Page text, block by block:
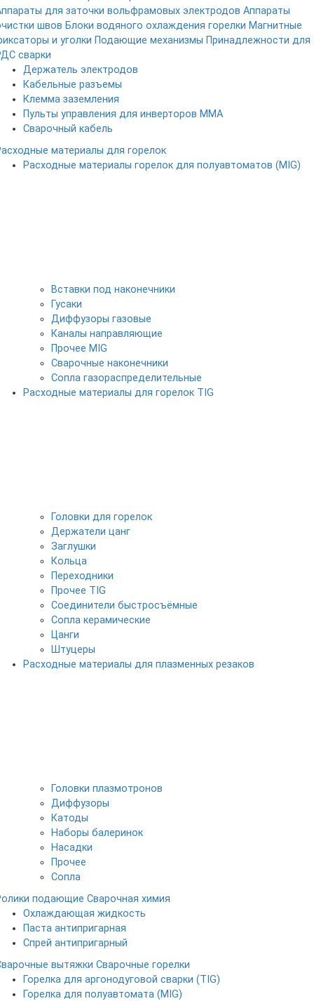
для заточки вольфрамовых электродов Аппараты
швов Блоки водяного охлаждения горелки Магнитные
и уголки Подающие механизмы Принадлежности для
сварки
Держатель электродов
Кабельные разъемы
Клемма заземления
Пульты управления для инверторов MMA
Сварочный кабель
материалы для горелок
Расходные материалы горелок для полуавтоматов (MIG)
Вставки под наконечники
Гусаки
Диффузоры газовые
Каналы направляющие
Прочее MIG
Сварочные наконечники
Сопла газораспределительные
Расходные материалы для горелок TIG
Головки для горелок
Держатели цанг
Заглушки
Кольца
Переходники
Прочее TIG
Соединители быстросъёмные
Сопла керамические
Цанги
Штуцеры
Расходные материалы для плазменных резаков
Головки плазмотронов
Диффузоры
Катоды
Наборы балеринок
Насадки
Прочее
Сопла
подающие Сварочная химия
Охлаждающая жидкость
Паста антипригарная
Спрей антипригарный
вытяжки Сварочные горелки
Горелка для аргонодуговой сварки (TIG)
Горелка для полуавтомата (MIG)